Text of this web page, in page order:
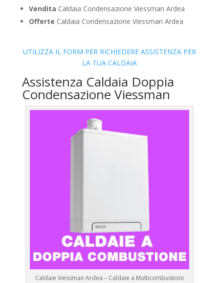
Vendita Caldaia Condensazione Viessman Ardea
Offerte Caldaia Condensazione Viessman Ardea
UTILIZZA IL FORM PER RICHIEDERE ASSISTENZA PER
LA TUA CALDAIA
Assistenza Caldaia Doppia
Condensazione Viessman
Caldaie Viessman Ardea – Caldaie a Multicombustioni